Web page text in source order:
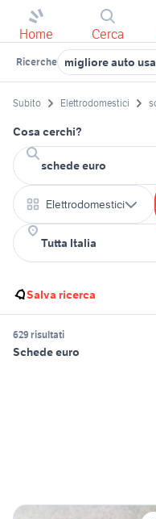
Home Cerca
Ricerche migliore auto
Subito Elettrodomestici
Cosa cerchi?
Elettrodomestici
Salva ricerca
629 risultati
Schede euro